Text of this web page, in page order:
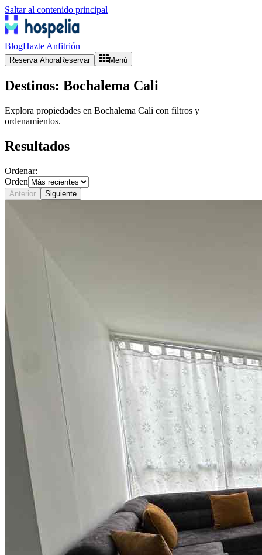
Saltar al contenido principal
BlogHazte Anfitrión
Reserva AhoraReservar Menú
Destinos: Bochalema Cali
Explora propiedades en Bochalema Cali con filtros y
ordenamientos.
Resultados
Ordenar:
Orden
Anterior Siguiente